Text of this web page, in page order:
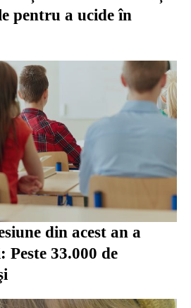
pentru a ucide în
din acest an a
33.000 de